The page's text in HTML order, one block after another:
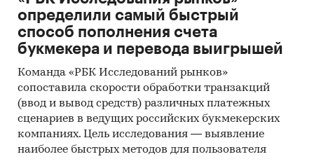
определили самый быстрый
способ пополнения счета
букмекера и перевода выигрышей
Команда «РБК Исследований рынков»
сопоставила скорости обработки транзакций
(ввод и вывод средств) различных платежных
сценариев в ведущих российских букмекерских
компаниях. Цель исследования — выявление
наиболее быстрых методов для пользователя